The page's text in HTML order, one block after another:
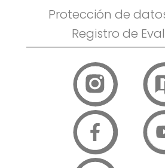
Protección de
Registro de